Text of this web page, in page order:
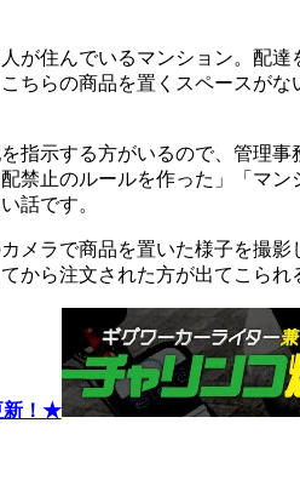
が住んでいるマンション。配
ちらの商品を置くスペースが
指示する方がいるので、管理
禁止のルールを作った」「マ
話です。
メラで商品を置いた様子を撮
ら注文された方が出てこら
新！★